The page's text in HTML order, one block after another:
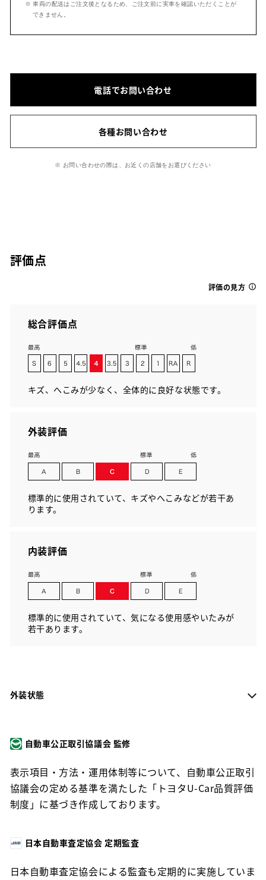
※ 車両の配送はご注文後となるため、ご注文前に実車を確認いただくことが
できません。
電話でお問い合わせ
各種お問い合わせ
※ お問い合わせの際は、お近くの店舗をお選びください
評価点
評価の見方
総合評価点
キズ、へこみが少なく、全体的に良好な状態です。
外装評価
標準的に使用されていて、キズやへこみなどが若干あ
ります。
内装評価
標準的に使用されていて、気になる使用感やいたみが
若干あります。
外装状態
自動車公正取引協議会 監修
表示項目・方法・運用体制等について、自動車公正取引
協議会の定める基準を満たした「トヨタU-Car品質評価
制度」に基づき作成しております。
日本自動車査定協会 定期監査
日本自動車査定協会による監査も定期的に実施していま